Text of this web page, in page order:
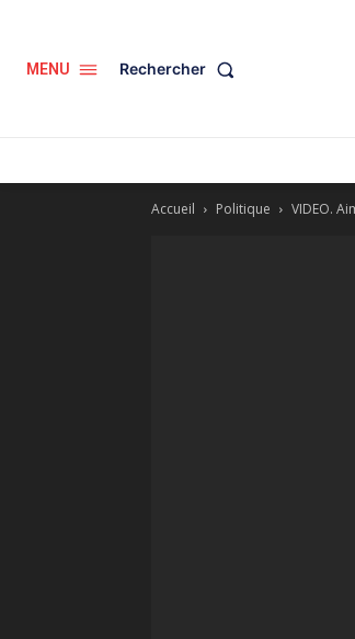
MENU Rechercher
Accueil Politique VIDEO.